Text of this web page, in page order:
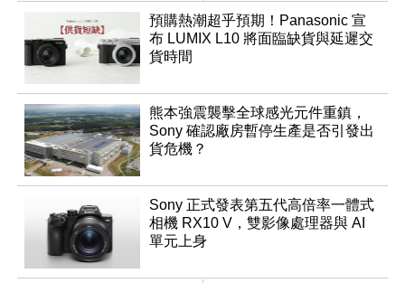
預購熱潮超乎預期！Panasonic 宣
布 LUMIX L10 將面臨缺貨與延遲交
貨時間
熊本強震襲擊全球感光元件重鎮，
Sony 確認廠房暫停生產是否引發出
貨危機？
Sony 正式發表第五代高倍率一體式
相機 RX10 V，雙影像處理器與 AI
單元上身